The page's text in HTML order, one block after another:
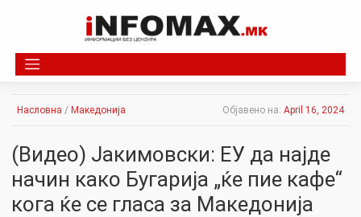
Насловна / Македонија Објавено на: April 16, 2024
(Видео) Јакимовски: ЕУ да најде
начин како Бугарија „ќе пие кафе“
кога ќе се гласа за Македонија